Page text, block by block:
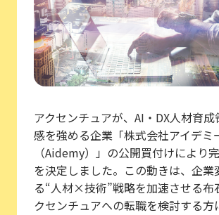
アクセンチュアが、AI・DX人材育
感を強める企業「株式会社アイデミ
（Aidemy）」の公開買付けにより
を決定しました。この動きは、企業
る“人材×技術”戦略を加速させる布
クセンチュアへの転職を検討する方